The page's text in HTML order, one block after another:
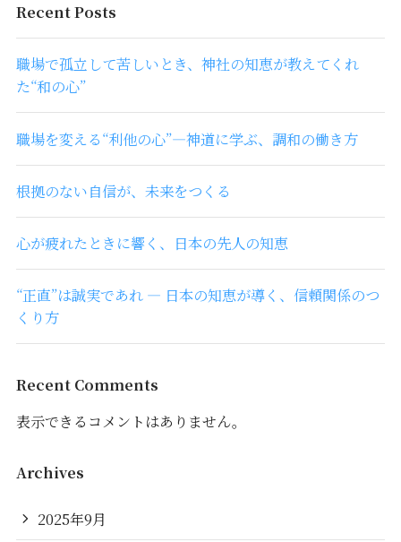
Recent Posts
職場で孤立して苦しいとき、神社の知恵が教えてくれ
た“和の心”
職場を変える“利他の心”―神道に学ぶ、調和の働き方
根拠のない自信が、未来をつくる
心が疲れたときに響く、日本の先人の知恵
“正直”は誠実であれ ― 日本の知恵が導く、信頼関係のつ
くり方
Recent Comments
表示できるコメントはありません。
Archives
2025年9月